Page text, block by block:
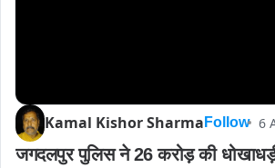
Kamal Kishor Sharma Follow 6
जगदलपुर पुलिस ने 26 करोड़ की